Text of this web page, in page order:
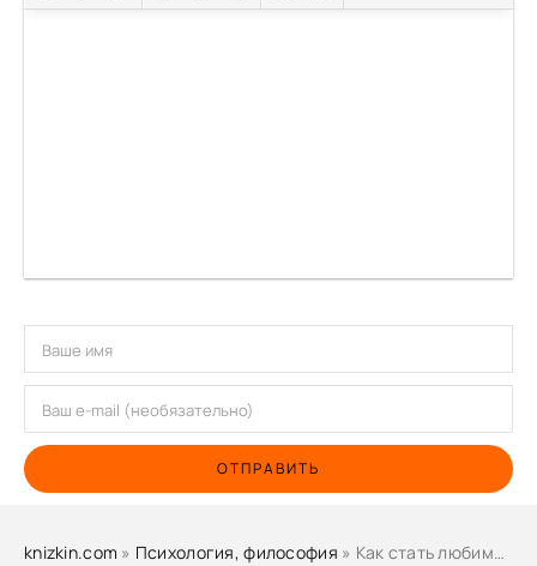
ОТПРАВИТЬ
knizkin.com » Психология, философия » Как стать любимчиком Вселенной - Твоя Вселенная